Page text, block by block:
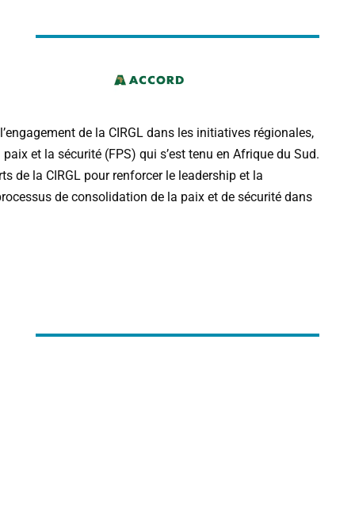
’engagement de la CIRGL dans les initiatives régionales,
paix et la sécurité (FPS) qui s’est tenu en Afrique du Sud.
de la CIRGL pour renforcerle leadership et la
de consolidation de la paix etde sécurité dans